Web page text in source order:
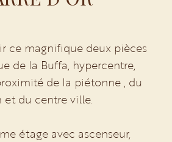
ce magnifique deux pièces
de la Buffa, hypercentre,
de la piétonne , du
et du centre ville.
étage avec ascenseur,